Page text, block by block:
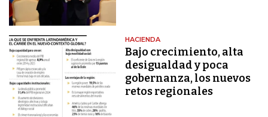
HACIENDA
Bajo crecimiento, alta
desigualdad y poca
gobernanza, los nuevos
retos regionales